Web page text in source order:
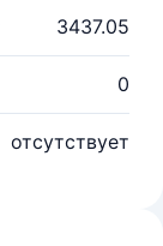
3437.05
0
отсутствует